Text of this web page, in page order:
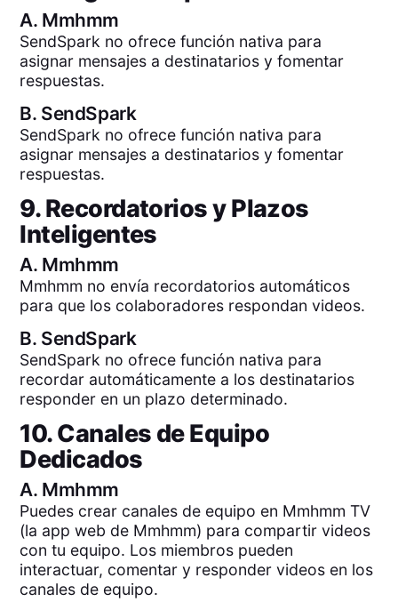
A. Mmhmm
SendSpark no ofrece función nativa para
asignar mensajes a destinatarios y fomentar
respuestas.
B. SendSpark
SendSpark no ofrece función nativa para
asignar mensajes a destinatarios y fomentar
respuestas.
9. Recordatorios y Plazos
Inteligentes
A. Mmhmm
Mmhmm no envía recordatorios automáticos
para que los colaboradores respondan videos.
B. SendSpark
SendSpark no ofrece función nativa para
recordar automáticamente a los destinatarios
responder en un plazo determinado.
10. Canales de Equipo
Dedicados
A. Mmhmm
Puedes crear canales de equipo en Mmhmm TV
(la app web de Mmhmm) para compartir videos
con tu equipo. Los miembros pueden
interactuar, comentar y responder videos en los
canales de equipo.